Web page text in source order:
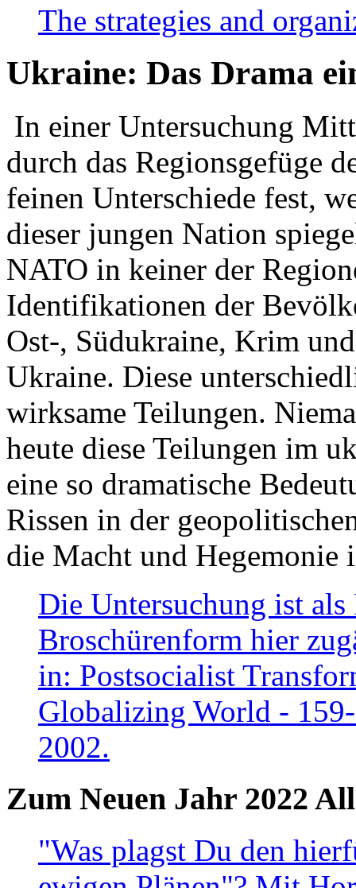
The strategies and
Ukraine: Das Drama
In einer Untersuchung
durch das Regionsgefüge
feinen Unterschiede fest,
dieser jungen Nation
NATO in keiner der
Identifikationen der
Ost-, Südukraine, Krim
Ukraine. Diese
wirksame Teilungen.
heute diese Teilungen im
eine so dramatische
Rissen in der
die Macht und Hegemonie
Die Untersuchung ist
Broschürenform hier
in: Postsocialist
Globalizing World -
2002.
Zum Neuen Jahr 2022
"Was plagst Du den